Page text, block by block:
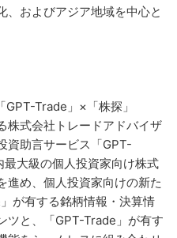
、およびアジア地域を中心と
Trade」×「株探」
株式会社トレードアドバイザ
資助言サービス「GPT-
大級の個人投資家向け株式
進め、個人投資家向けの新た
が有する銘柄情報・決算情
ツと、「GPT-Trade」が有す